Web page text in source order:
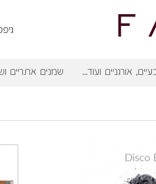
אורגניים ועוד... שמנים אתריים